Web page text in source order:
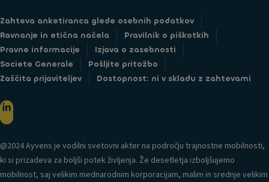
Zahteva anketiranca glede osebnih podatkov
Ravnanje in etična načela
Pravilnik o piškotkih
Pravne informacije
Izjava o zasebnosti
Societe Generale
Pošljite pritožbo
Zaščita prijaviteljev
Dostopnost: ni v skladu z zahtevami
@2024 Ayvens je vodilni svetovni akter na področju trajnostne mobilnosti,
ki si prizadeva za boljši potek življenja. Že desetletja izboljšujemo
mobilnost, saj velikim mednarodnim korporacijam, malim in srednje velikim